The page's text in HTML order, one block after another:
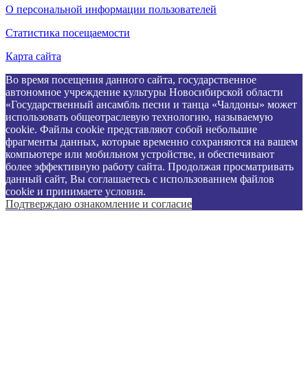
О персональной информации пользователей
Статистика посещаемости
Карта сайта
Во время посещения данного сайта, государственное
автономное учреждение культуры Новосибирской области
«Государственный ансамбль песни и танца «Чалдоны» может
использовать общеотраслевую технологию, называемую
cookie. Файлы cookie представляют собой небольшие
фрагменты данных, которые временно сохраняются на вашем
компьютере или мобильном устройстве, и обеспечивают
более эффективную работу сайта. Продолжая просматривать
данный сайт, Вы соглашаетесь с использованием файлов
cookie и принимаете условия.
Подтверждаю ознакомление и согласие